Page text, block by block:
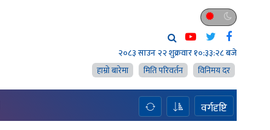
२०८३ साउन २२ शुक्रवार१०:३३:२९ बजे
हाम्राे बारेमा
मिति परिवर्तन विनिमय दर
वर्गदृष्टि